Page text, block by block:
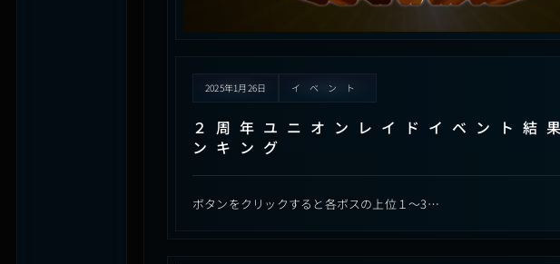
2025年1月26日 イベント
２周年ユニオンレイドイベント結
ンキング
ボタンをクリックすると各ボスの上位１～3…